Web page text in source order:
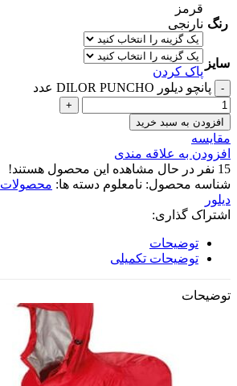
رنگ
قرمز
نارنجی
سایز
پاک کردن
پانچو دیلور DILOR PUNCHO عدد
افزودن به سبد خرید
مقایسه
افزودن به علاقه مندی
15 نفر در حال مشاهده این محصول هستند!
شناسه محصول: نامعلوم دسته ها: محصولات
دیلور
اشتراک گذاری:
توضیحات
توضیحات تکمیلی
توضیحات